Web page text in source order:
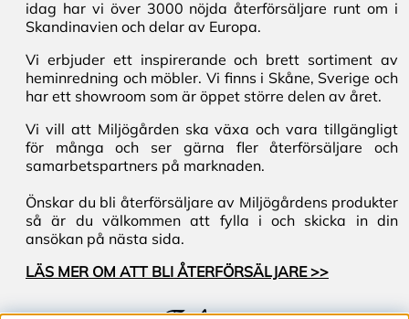
idag har vi över 3000 nöjda återförsäljare runt om i
Skandinavien och delar av Europa.
Vi erbjuder ett inspirerande och brett sortiment av
heminredning och möbler. Vi finns i Skåne, Sverige och
har ett showroom som är öppet större delen av året.
Vi vill att Miljögården ska växa och vara tillgängligt
för många och ser gärna fler återförsäljare och
samarbetspartners på marknaden.
Önskar du bli återförsäljare av Miljögårdens produkter
så är du välkommen att fylla i och skicka in din
ansökan på nästa sida.
LÄS MER OM ATT BLI ÅTERFÖRSÄLJARE >>